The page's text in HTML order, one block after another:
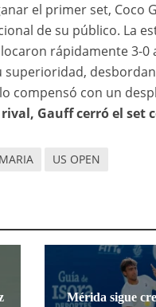
el primer set, Coco
de su público. La
rápidamente 3-
compensó con un
Gauff cerró el set
US OPEN
Mérida sigue